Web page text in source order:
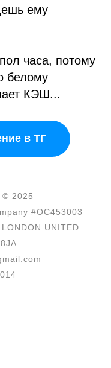
ему
часа, потому
белому
КЭШ...
в ТГ
2025
#OC453003
UNITED